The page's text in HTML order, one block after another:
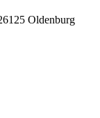
Oldenburg